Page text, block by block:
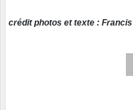
crédit photos et texte : Francis